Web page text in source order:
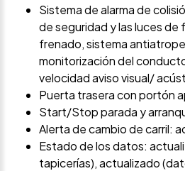
Sistema de alarma de
de seguridad y las luces
frenado, sistema
monitorización del
velocidad aviso visual/
Puerta trasera con portón
Start/Stop parada y
Alerta de cambio de carril:
Estado de los datos:
tapicerías), actualizado